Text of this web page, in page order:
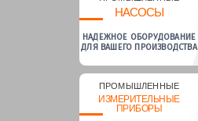
НАСОСЫ
НАДЕЖНОЕ ОБОРУДОВАНИЕ
ДЛЯ ВАШЕГО ПРОИЗВОДСТВА
ПРОМЫШЛЕННЫЕ
ИЗМЕРИТЕЛЬНЫЕ
ПРИБОРЫ